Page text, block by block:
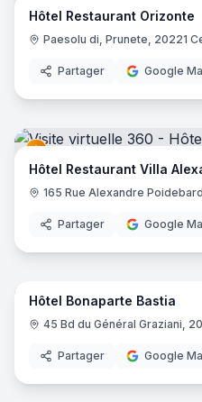
Hôtel Restaurant Orizonte
Paesolu di, Prunete, 20221
Partager Google
Hôtel Restaurant Villa
165 Rue Alexandre
Partager Google
Hôtel Bonaparte Bastia
45 Bd du Général Graziani,
Partager Google